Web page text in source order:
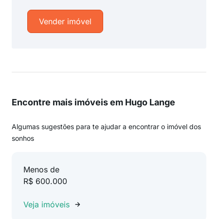
Vender imóvel
Encontre mais imóveis em Hugo Lange
Algumas sugestões para te ajudar a encontrar o imóvel dos
sonhos
Menos de
R$ 600.000
Veja imóveis